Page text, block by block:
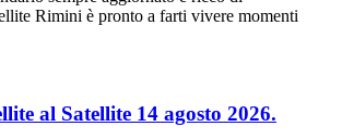
Rimini è pronto a farti vivere momenti
al Satellite 14 agosto 2026.